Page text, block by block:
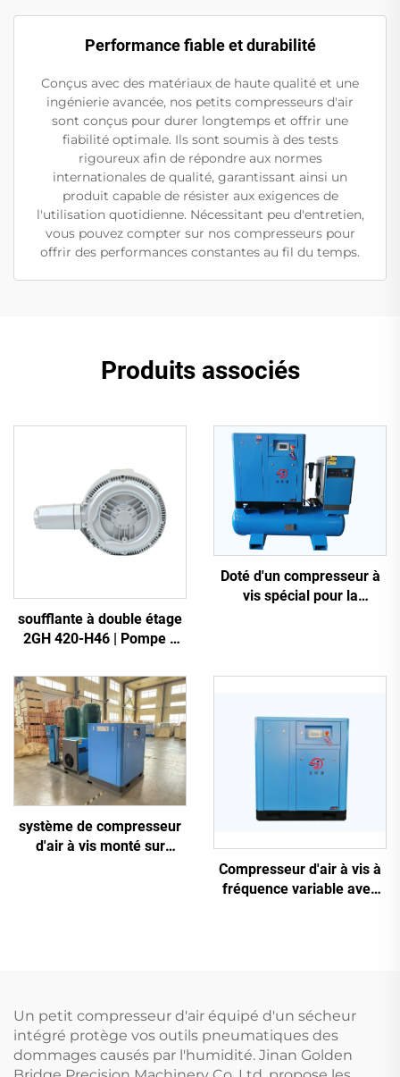
Performance fiable et durabilité
Conçus avec des matériaux de haute qualité et une
ingénierie avancée, nos petits compresseurs d'air
sont conçus pour durer longtemps et offrir une
fiabilité optimale. Ils sont soumis à des tests
rigoureux afin de répondre aux normes
internationales de qualité, garantissant ainsi un
produit capable de résister aux exigences de
l'utilisation quotidienne. Nécessitant peu d'entretien,
vous pouvez compter sur nos compresseurs pour
offrir des performances constantes au fil du temps.
Produits associés
soufflante à double étage
2GH 420-H46 | Pompe à
triphasée
Doté d'un compresseur à
vis spécial pour la
système de compresseur
d'air à vis monté sur
Compresseur d'air à vis à
fréquence variable avec
Un petit compresseur d'air équipé d'un sécheur
intégré protège vos outils pneumatiques des
dommages causés par l'humidité. Jinan Golden